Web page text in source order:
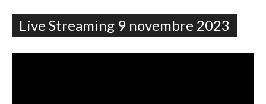
Live Streaming 9 novembre 2023